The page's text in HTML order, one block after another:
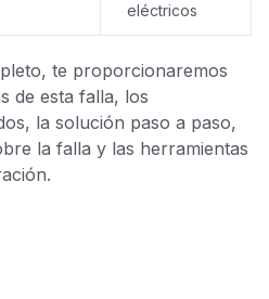
eléctricos
te proporcionaremos
de esta falla, los
la solución paso a paso,
la falla y las herramientas